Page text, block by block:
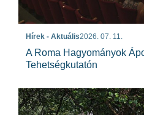
Hírek - Aktuális2026. 07. 11.
A Roma Hagyományok
Tehetségkutatón